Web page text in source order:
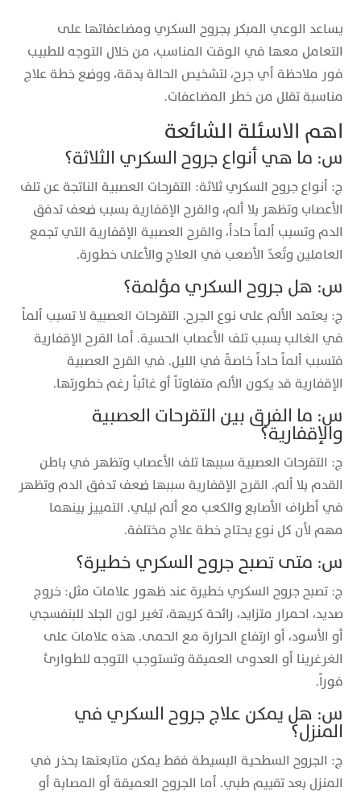
يساعد الوعي المبكر بجروح السكري ومضاعفاتها على
التعامل معها في الوقت المناسب، من خلال التوجه للطبيب
فور ملاحظة أي جرح، لتشخيص الحالة بدقة، ووضع خطة علاج
مناسبة تقلل من خطر المضاعفات.
اهم الاسئلة الشائعة
س: ما هي أنواع جروح السكري الثلاثة؟
ج: أنواع جروح السكري ثلاثة: التقرحات العصبية الناتجة عن تلف
الأعصاب وتظهر بلا ألم، والقرح الإقفارية بسبب ضعف تدفق
الدم وتسبب ألماً حاداً، والقرح العصبية الإقفارية التي تجمع
العاملين وتُعدّ الأصعب في العلاج والأعلى خطورة.
س: هل جروح السكري مؤلمة؟
ج: يعتمد الألم على نوع الجرح. التقرحات العصبية لا تسبب ألماً
في الغالب بسبب تلف الأعصاب الحسية. أما القرح الإقفارية
فتسبب ألماً حاداً خاصةً في الليل. في القرح العصبية
الإقفارية قد يكون الألم متفاوتاً أو غائباً رغم خطورتها.
س: ما الفرق بين التقرحات العصبية
والإقفارية؟
ج: التقرحات العصبية سببها تلف الأعصاب وتظهر في باطن
القدم بلا ألم. القرح الإقفارية سببها ضعف تدفق الدم وتظهر
في أطراف الأصابع والكعب مع ألم ليلي. التمييز بينهما
مهم لأن كل نوع يحتاج خطة علاج مختلفة.
س: متى تصبح جروح السكري خطيرة؟
ج: تصبح جروح السكري خطيرة عند ظهور علامات مثل: خروج
صديد، احمرار متزايد، رائحة كريهة، تغير لون الجلد للبنفسجي
أو الأسود، أو ارتفاع الحرارة مع الحمى. هذه علامات على
الغرغرينا أو العدوى العميقة وتستوجب التوجه للطوارئ
فوراً.
س: هل يمكن علاج جروح السكري في
المنزل؟
ج: الجروح السطحية البسيطة فقط يمكن متابعتها بحذر في
المنزل بعد تقييم طبي. أما الجروح العميقة أو المصابة أو